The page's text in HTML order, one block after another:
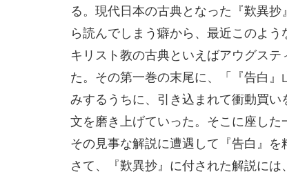
る。現代日本の古典となった『歎異
ら読んでしまう癖から、最近このよう
キリスト教の古典といえばアウグス
た。その第一巻の末尾に、「『告白
みするうちに、引き込まれて衝動買
文を磨き上げていった。そこに座した
その見事な解説に遭遇して『告白』を
さて、『歎異抄』に付された解説に